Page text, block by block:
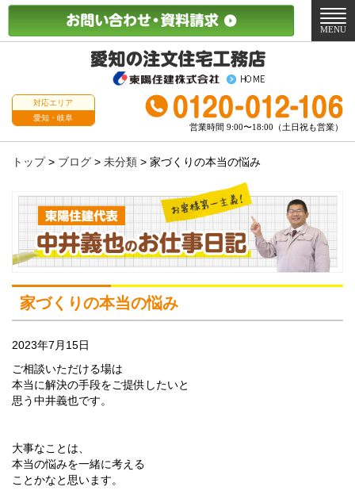
対応エリア
愛知・岐阜
営業時間 9:00〜18:00（土日祝も営業）
メ
ニ
MENU
トップ> ブログ > 未分類 > 家づくりの本当の悩み
家づくりの本当の悩み
2023年7月15日
ご相談いただける場は
本当に解決の手段をご提供したいと
思う中井義也です。
大事なことは、
本当の悩みを一緒に考える
ことかなと思います。